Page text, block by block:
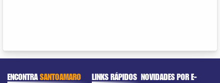
ENCONTRASANTOAMARO LINKS RÁPIDOS NOVIDADES POR E-